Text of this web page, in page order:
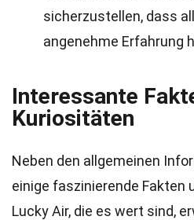
sicherzustellen, dass
angenehme Erfahrung
Interessante
Kuriositäten
Neben den allgemeinen
einige faszinierende Fakten
Lucky Air, die es wert sind,